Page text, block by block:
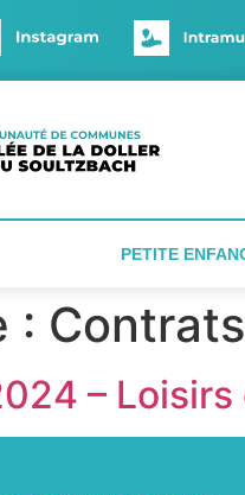
PETITE
:
–